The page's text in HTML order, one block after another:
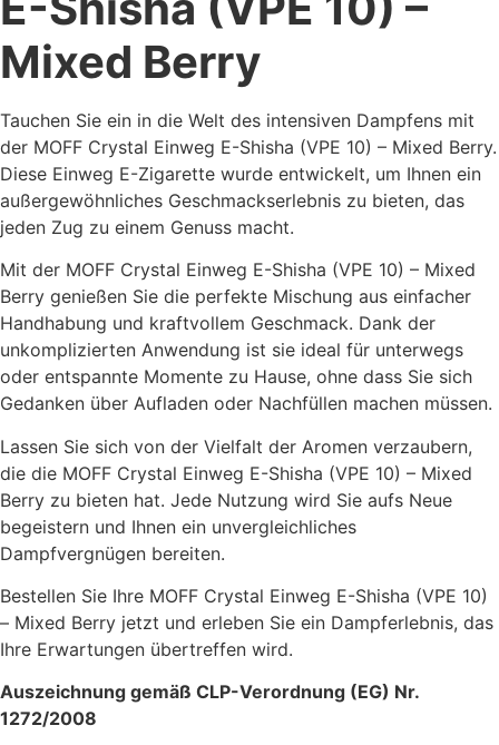
Mixed Berry
Tauchen Sie ein in die Welt des intensiven Dampfens mit
der MOFF Crystal Einweg E-Shisha (VPE 10) – Mixed Berry.
Diese Einweg E-Zigarette wurde entwickelt, um Ihnen ein
außergewöhnliches Geschmackserlebnis zu bieten, das
jeden Zug zu einem Genuss macht.
Mit der MOFF Crystal Einweg E-Shisha (VPE 10) – Mixed
Berry genießen Sie die perfekte Mischung aus einfacher
Handhabung und kraftvollem Geschmack. Dank der
unkomplizierten Anwendung ist sie ideal für unterwegs
oder entspannte Momente zu Hause, ohne dass Sie sich
Gedanken über Aufladen oder Nachfüllen machen müssen.
Lassen Sie sich von der Vielfalt der Aromen verzaubern,
die die MOFF Crystal Einweg E-Shisha (VPE 10) – Mixed
Berry zu bieten hat. Jede Nutzung wird Sie aufs Neue
begeistern und Ihnen ein unvergleichliches
Dampfvergnügen bereiten.
Bestellen Sie Ihre MOFF Crystal Einweg E-Shisha (VPE 10)
– Mixed Berry jetzt und erleben Sie ein Dampferlebnis, das
Ihre Erwartungen übertreffen wird.
Auszeichnung gemäß CLP-Verordnung (EG) Nr.
1272/2008